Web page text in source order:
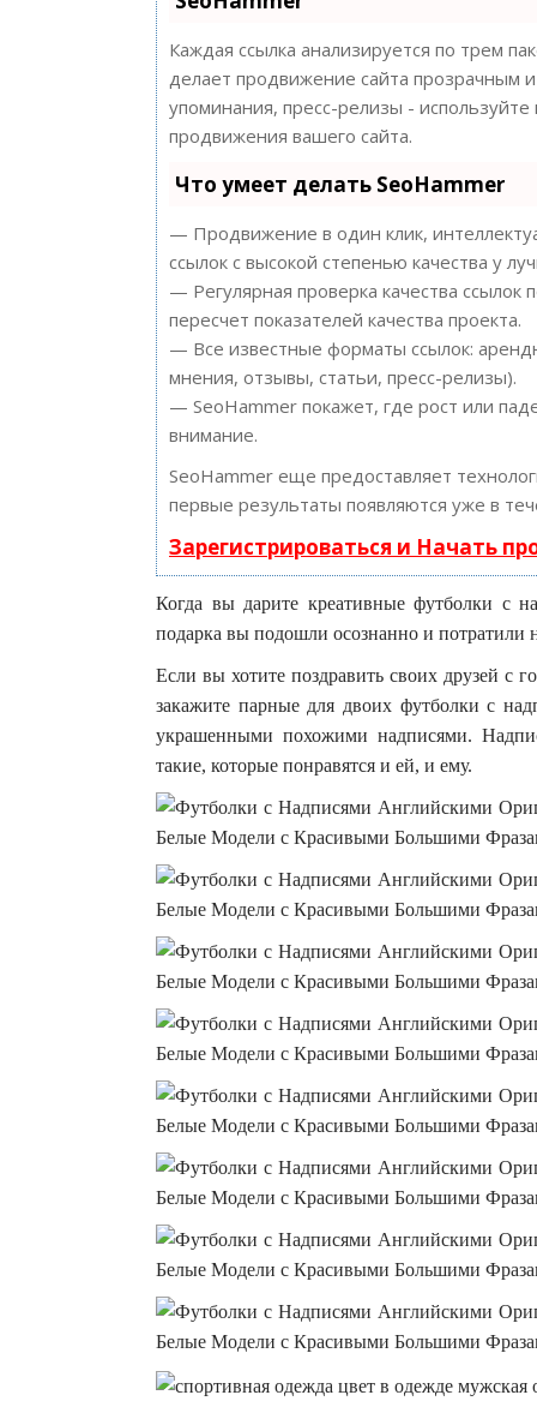
Каждая ссылка анализируется по трем
делает продвижение сайта прозрачным
упоминания, пресс-релизы -
продвижения вашего сайта.
Что умеет делать SeoHammer
— Продвижение в один клик,
ссылок с высокой степенью качества у
— Регулярная проверка качества
пересчет показателей качества проекта.
— Все известные форматы ссылок:
мнения, отзывы, статьи, пресс-релизы).
— SeoHammer покажет, где рост или
внимание.
SeoHammer еще предоставляет
первые результаты появляются уже в
Зарегистрироваться и Начать
Когда вы дарите креативные футболки с
подарка вы подошли осознанно и потратили
Если вы хотите поздравить своих друзей с
закажите парные для двоих футболки с
украшенными похожими надписями.
такие, которые понравятся и ей, и ему.